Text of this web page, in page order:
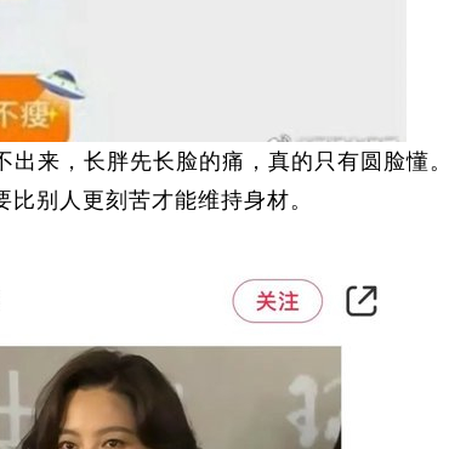
，长胖先长脸的痛，真的只有圆脸懂。
别人更刻苦才能维持身材。